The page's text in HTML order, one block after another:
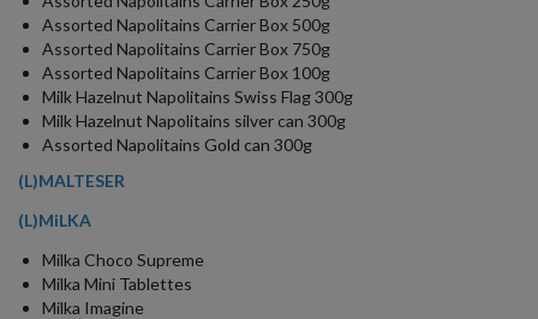
Assorted Napolitains Carrier Box 500g
Assorted Napolitains Carrier Box 750g
Assorted Napolitains Carrier Box 100g
Milk Hazelnut Napolitains Swiss Flag 300g
Milk Hazelnut Napolitains silver can 300g
Assorted Napolitains Gold can 300g
(L)MALTESER
(L)MiLKA
Milka Choco Supreme
Milka Mini Tablettes
Milka Imagine